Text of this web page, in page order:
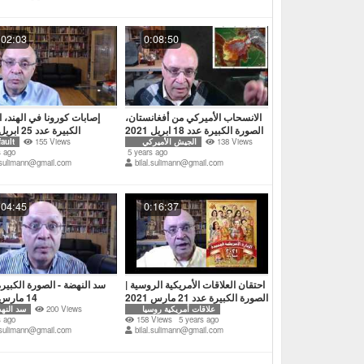
إصابات كورونا في
الكبيرة عدد 25 ابريل 2021
155 Views
ago
0:08:50
الانسحاب الأميركي من أفغانستان،
الصورة الكبيرة عدد 18 ابريل 2021
الجيش الأميركي
138 Views
5 years ago
bilal.sulimann@gmail.com
سد النهضة - الصورة
14 مارس 2021
سد
200 Views
ago
0:16:37
احتقان العلاقات الأمريكية الروسية |
الصورة الكبيرة عدد 21 مارس 2021
علاقات أمريكية روسيا
158 Views 5 years ago
bilal.sulimann@gmail.com